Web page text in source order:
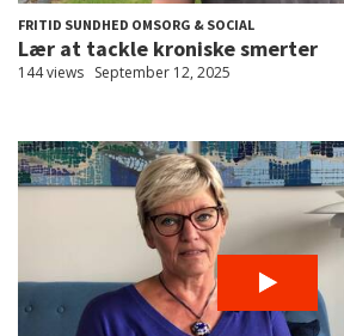
FRITID SUNDHED OMSORG & SOCIAL
Lær at tackle kroniske smerter
144 views September 12, 2025